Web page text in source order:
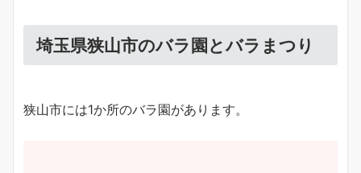
埼玉県狭山市のバラ園とバラまつり
狭山市には1か所のバラ園があります。